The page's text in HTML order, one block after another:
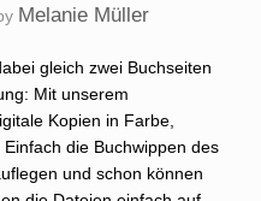
Melanie Müller
gleich zwei Buchseiten
Mit unserem
Kopien in Farbe,
die Buchwippen des
und schon können